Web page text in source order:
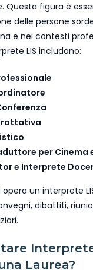
Questa figura è
delle persone
e nei contesti
LIS includono:
per Cinema
e Interprete
un interprete
dibattiti,
Laurea?